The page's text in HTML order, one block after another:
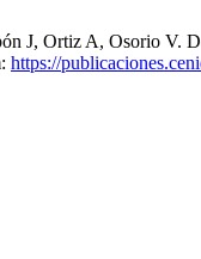
J, Ortiz A, Osorio V.
https://